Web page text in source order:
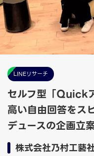
LINEリサーチ
セルフ型「Quick
高い自由回答をス
デュースの企画立
株式会社乃村工藝